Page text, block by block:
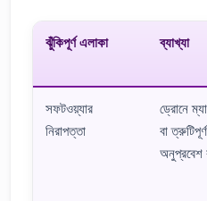
ঝুঁকিপূর্ণ এলাকা ব্যাখ্যা
সফটওয়্যার
নিরাপত্তা
ড্রোনে
বা
অনুপ্রবেশ